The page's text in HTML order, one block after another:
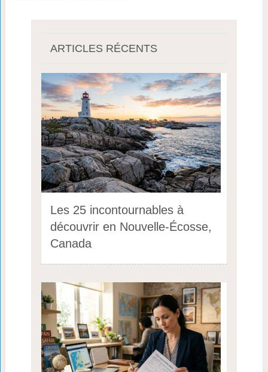
ARTICLES RÉCENTS
Les 25 incontournables à
découvrir en Nouvelle-Écosse,
Canada